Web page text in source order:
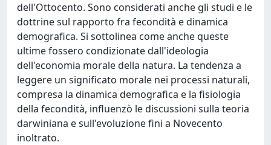
dell'Ottocento. Sono considerati anche gli studi e le
dottrine sul rapporto fra fecondità e dinamica
demografica. Si sottolinea come anche queste
ultime fossero condizionate dall'ideologia
dell'economia morale della natura. La tendenza a
leggere un significato morale nei processi naturali,
compresa la dinamica demografica e la fisiologia
della fecondità, influenzò le discussioni sulla teoria
darwiniana e sull'evoluzione fini a Novecento
inoltrato.